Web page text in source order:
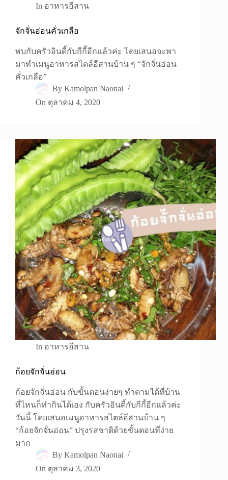
In อาหารอีสาน
จักจั่นอ่อนคั่วเกลือ
พบกับครัวอินดี้กับกีกี้อีกแล้วค่ะ โดยเสนอจะพา
มาทำเมนูอาหารสไตล์อีสานบ้าน ๆ “จักจั่นอ่อน
คั่วเกลือ”
By Kamolpan Naonai
On ตุลาคม 4, 2020
In อาหารอีสาน
ก้อยจักจั่นอ่อน
ก้อยจักจั่นอ่อน กับขั้นตอนง่ายๆ ทำตามได้ที่บ้าน
ที่ไหนก็ทำกินได้เอง กับครัวอินดี้กับกีกี้อีกแล้วค่ะ
วันนี้ โดยเสนอเมนูอาหารสไตล์อีสานบ้าน ๆ
“ก้อยจักจั่นอ่อน” ปรุงรสชาติด้วยขั้นตอนที่ง่าย
มาก
By Kamolpan Naonai
On ตุลาคม 3, 2020